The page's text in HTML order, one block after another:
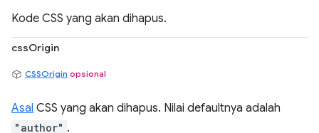
Kode CSS yang akan dihapus.
cssOrigin
CSSOrigin opsional
Asal CSS yang akan dihapus. Nilai defaultnya adalah
"author" .